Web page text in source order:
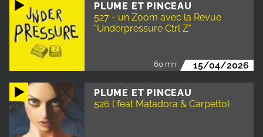
PLUME ET PINCEAU
527 - un Zoom avec la Revue
"Underpressure Ctrl Z"
60 mn 15/04/2026
PLUME ET PINCEAU
526 ( feat Matadora & Carpetto)